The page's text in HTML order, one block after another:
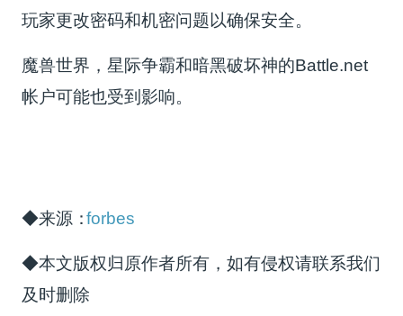
玩家更改密码和机密问题以确保安全。
魔兽世界，星际争霸和暗黑破坏神的Battle.net
帐户可能也受到影响。
◆来源：forbes
◆本文版权归原作者所有，如有侵权请联系我们
及时删除